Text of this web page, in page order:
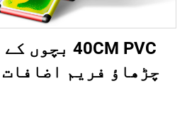
40CM PVC بچوں کے
چڑھاؤ فریم اضافات